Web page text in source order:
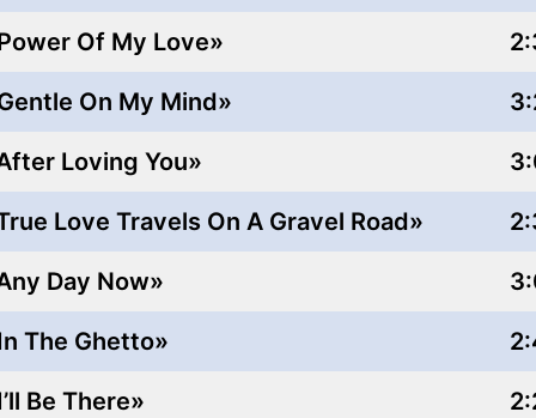
Of My Love»
On My Mind»
Loving You»
Love Travels On A Gravel Road»
Day Now»
The Ghetto»
Be There»